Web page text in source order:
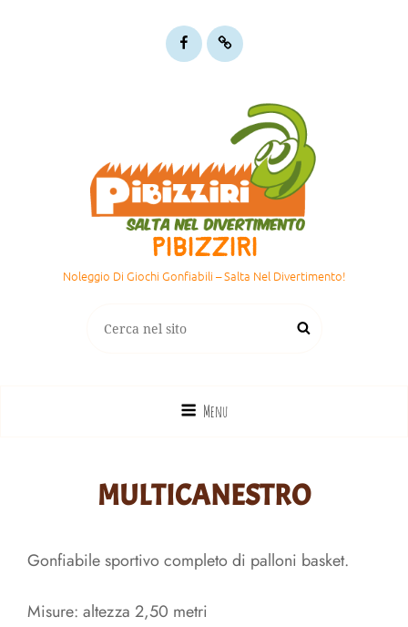
Pibizziri
su
Gmaps:
dove
PIBIZZIRI
Noleggio Di Giochi Gonfiabili – Salta Nel Divertimento!
for:
Search
Menu
MULTICANESTRO
Gonfiabile sportivo completo di palloni basket.
Misure: altezza 2,50 metri